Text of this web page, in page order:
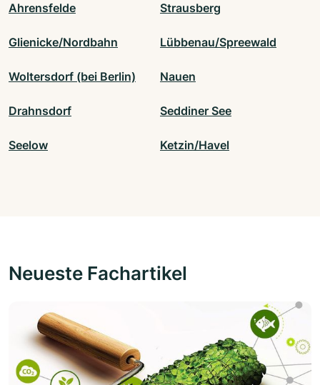
Ahrensfelde Strausberg
Glienicke/Nordbahn Lübbenau/Spreewald
Woltersdorf (bei Berlin) Nauen
Drahnsdorf Seddiner See
Seelow Ketzin/Havel
Neueste Fachartikel